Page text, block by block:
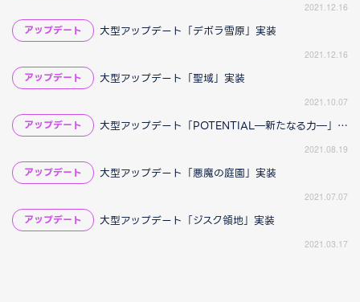
2021.12.16
アップデート 大型アップデート「デボラ雪原」実装
2021.12.16
アップデート 大型アップデート「聖域」実装
2021.10.07
アップデート 大型アップデート「POTENTIAL―新たなる力―」実装（2021/08/20 17:50更新）
2021.08.19
アップデート 大型アップデート「悪魔の庭園」実装
2021.07.07
アップデート 大型アップデート「ジスク領地」実装
2021.03.17